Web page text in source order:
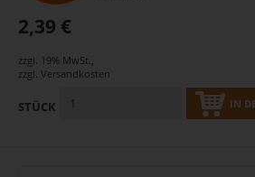
2,39 €
zzgl. 19% MwSt.
zzgl. Versandkosten
STÜCK IN